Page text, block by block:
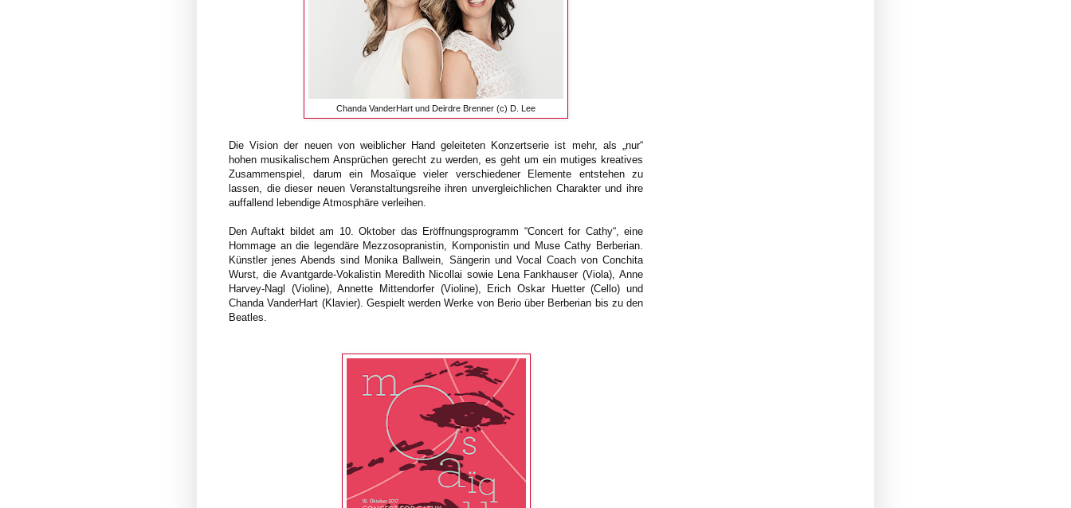
Chanda VanderHart und Deirdre Brenner (c) D. Lee
Die Vision der neuen von weiblicher Hand geleiteten Konzertserie ist mehr, als „nur“
hohen musikalischem Ansprüchen gerecht zu werden, es geht um ein mutiges kreatives
Zusammenspiel, darum ein Mosaïque vieler verschiedener Elemente entstehen zu
lassen, die dieser neuen Veranstaltungsreihe ihren unvergleichlichen Charakter und ihre
auffallend lebendige Atmosphäre verleihen.
Den Auftakt bildet am 10. Oktober das Eröffnungsprogramm “Concert for Cathy“, eine
Hommage an die legendäre Mezzosopranistin, Komponistin und Muse Cathy Berberian.
Künstler jenes Abends sind Monika Ballwein, Sängerin und Vocal Coach von Conchita
Wurst, die Avantgarde-Vokalistin Meredith Nicollai sowie Lena Fankhauser (Viola), Anne
Harvey-Nagl (Violine), Annette Mittendorfer (Violine), Erich Oskar Huetter (Cello) und
Chanda VanderHart (Klavier). Gespielt werden Werke von Berio über Berberian bis zu den
Beatles.